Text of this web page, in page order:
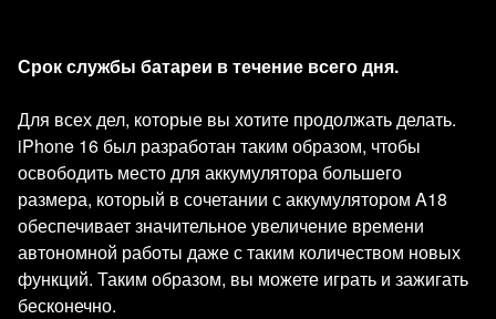
Срок службы батареи в течение всего дня.
Для всех дел, которые вы хотите продолжать делать.
iPhone 16 был разработан таким образом, чтобы
освободить место для аккумулятора большего
размера, который в сочетании с аккумулятором A18
обеспечивает значительное увеличение времени
автономной работы даже с таким количеством новых
функций. Таким образом, вы можете играть и зажигать
бесконечно.